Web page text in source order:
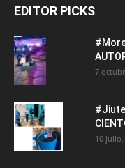
EDITOR PICKS
7
10 julio,